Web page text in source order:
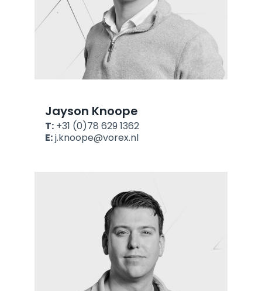
Jayson Knoope
T: +31 (0)78 629 1362
E:j.knoope@vorex.nl